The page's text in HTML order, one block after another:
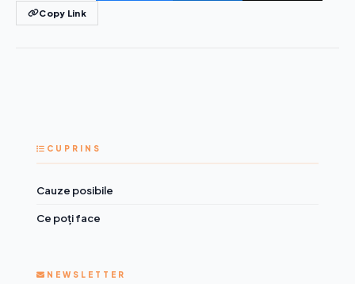
Copy Link
CUPRINS
Cauze posibile
Ce poți face
NEWSLETTER